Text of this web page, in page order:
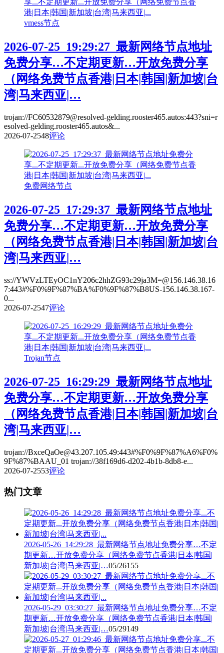
vmess节点
2026-07-25_19:29:27_最新网络节点地址
免费分享…不定期更新…开放免费分享
（网络免费节点香港|日本|韩国|新加坡|台
湾|马来西亚|…
trojan://FC60532879@resolved-gelding.rooster465.autos:443?sni=r
esolved-gelding.rooster465.autos&...
2026-07-2548评论
免费网络节点
2026-07-25_17:29:37_最新网络节点地址
免费分享…不定期更新…开放免费分享
（网络免费节点香港|日本|韩国|新加坡|台
湾|马来西亚|…
ss://YWVzLTEyOC1nY206c2hhZG93c29ja3M=@156.146.38.16
7:443#%F0%9F%87%BA%F0%9F%87%B8US-156.146.38.167-
0...
2026-07-2547评论
Trojan节点
2026-07-25_16:29:29_最新网络节点地址
免费分享…不定期更新…开放免费分享
（网络免费节点香港|日本|韩国|新加坡|台
湾|马来西亚|…
trojan://BxceQaOe@43.207.105.49:443#%F0%9F%87%A6%F0%
9F%87%BAAU_01 trojan://38f169d6-d202-4b1b-8db8-e...
2026-07-2553评论
热门文章
2026-05-26_14:29:28_最新网络节点地址免费分享…不定
期更新…开放免费分享（网络免费节点香港|日本|韩国|
新加坡|台湾|马来西亚|…05/26155
2026-05-29_03:30:27_最新网络节点地址免费分享…不定
期更新…开放免费分享（网络免费节点香港|日本|韩国|
新加坡|台湾|马来西亚|…05/29149